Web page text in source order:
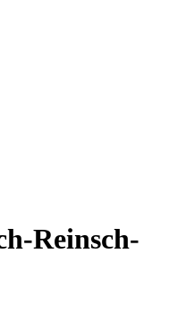
Reinsch-